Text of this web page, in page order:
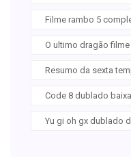
Filme rambo 5
O ultimo dragão
Resumo da sexta
Code 8 dublado
Yu gi oh gx dublado